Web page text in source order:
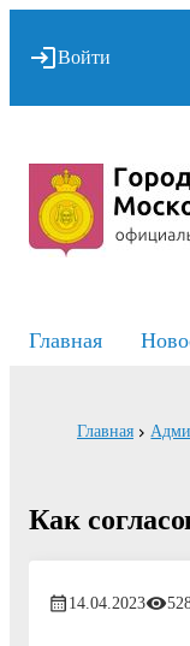
Войти
Главная
Главная
Как
14.04.2023